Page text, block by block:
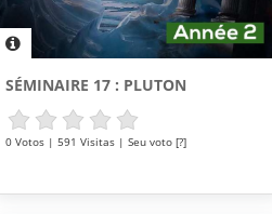
SÉMINAIRE 17 : PLUTON
0 Votos | 591 Visitas | Seu voto [?]